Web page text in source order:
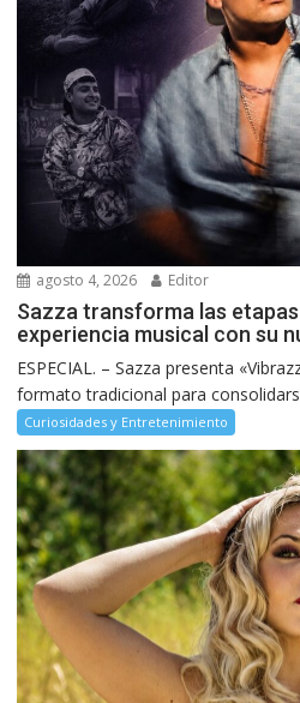
agosto 4, 2026 Editor
Sazza transforma las
experiencia musical con su
ESPECIAL. – Sazza presenta
formato tradicional para
Curiosidades y Entretenimiento